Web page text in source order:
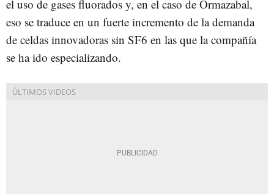
el uso de gases fluorados y, en el caso de Ormazabal,
eso se traduce en un fuerte incremento de la demanda
de celdas innovadoras sin SF6 en las que la compañía
se ha ido especializando.